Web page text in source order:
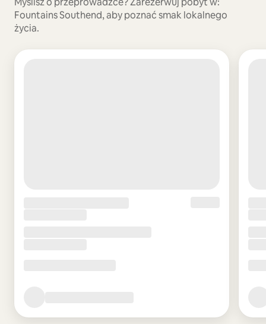
Fountains Southend, aby poznać smak lokalnego
życia.